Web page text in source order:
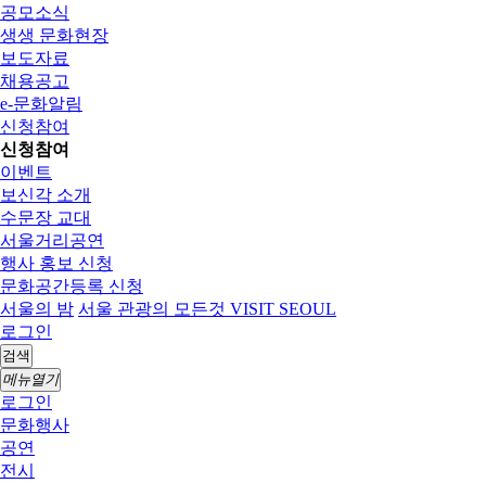
공모소식
생생 문화현장
보도자료
채용공고
e-문화알림
신청참여
신청참여
이벤트
보신각 소개
수문장 교대
서울거리공연
행사 홍보 신청
문화공간등록 신청
서울의 밤 서울 관광의 모든것 VISIT SEOUL
로그인
검색
메뉴열기
로그인
문화행사
공연
전시